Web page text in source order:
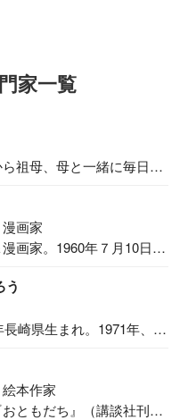
家一覧
祖母、母と一緒に毎日の
画家
画家。1960年７月10日生
う
崎県生まれ。1971年、
本作家
ともだち』（講談社刊）